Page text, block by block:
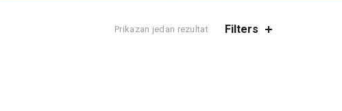
Prikazan jedan rezultat Filters